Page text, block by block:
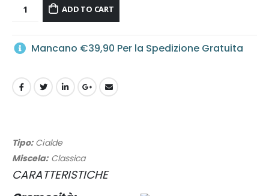
ADD TO CART
Mancano €39,90 Per la Spedizione Gratuita
Tipo:Cialde
Miscela:Classica
CARATTERISTICHE